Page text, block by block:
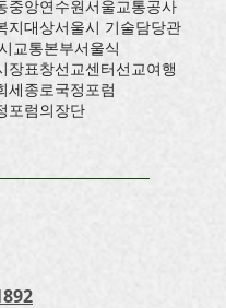
중앙연수원서울교통공사
지대상서울시 기술담당관
교통본부서울식
장표창선교센터선교여행
세종로국정포럼
포럼의장단